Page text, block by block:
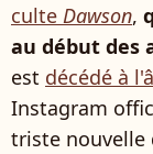
culte Dawson,
au début des
est décédé à
Instagram
triste nouvelle